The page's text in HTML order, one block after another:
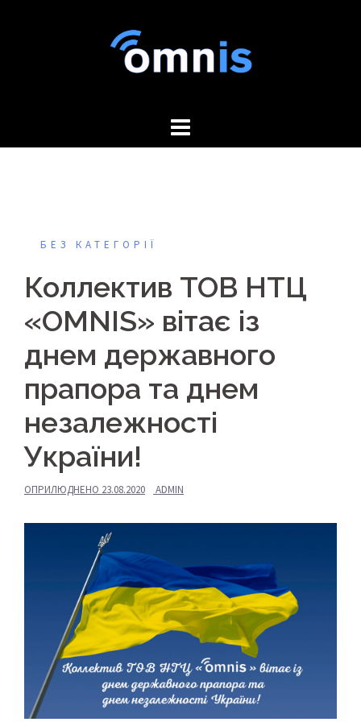
БЕЗ КАТЕГОРІЇ
Коллектив ТОВ НТЦ
«OMNIS» вітає із
днем державного
прапора та днем
незалежності
України!
ОПРИЛЮДНЕНО 23.08.2020 ADMIN